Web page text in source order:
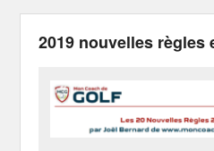
2019 nouvelles règles